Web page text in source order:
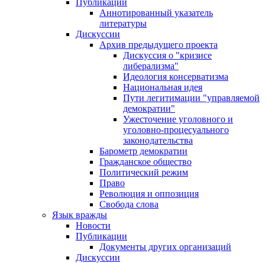
Публикации
Аннотированный указатель
литературы
Дискуссии
Архив предыдущего проекта
Дискуссия о "кризисе
либерализма"
Идеология консерватизма
Национальная идея
Пути легитимации "управляемой
демократии"
Ужесточение уголовного и
уголовно-процесуального
законодательства
Барометр демократии
Гражданское общество
Политический режим
Право
Революция и оппозиция
Свобода слова
Язык вражды
Новости
Публикации
Документы других организаций
Дискуссии